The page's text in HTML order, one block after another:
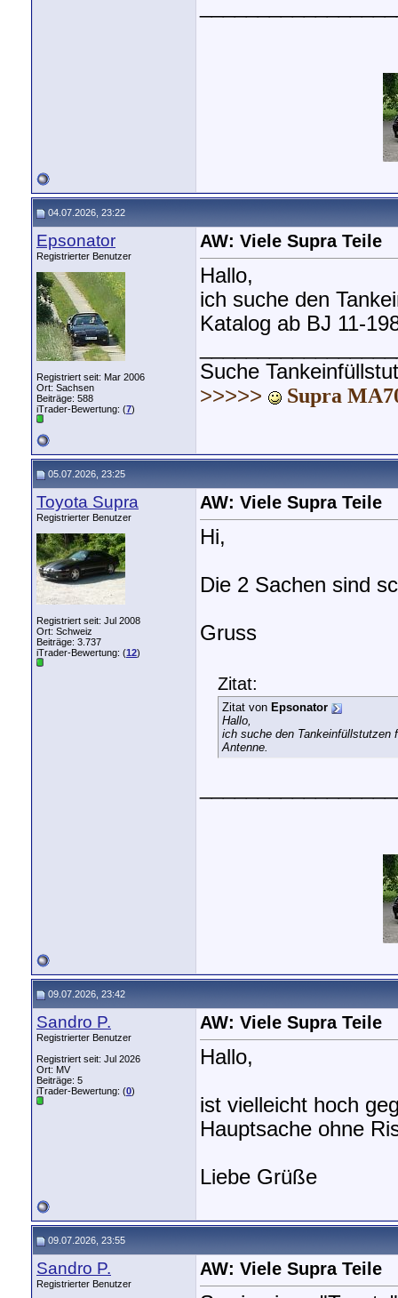
04.07.2026, 23:22
Epsonator
Registrierter Benutzer
Registriert seit: Mar 2006
Ort: Sachsen
Beiträge: 588
iTrader-Bewertung: (7)
AW: Viele Supra Teile
Hallo,
ich suche den
Katalog ab BJ 11-
Suche
>>>>>
Supra
05.07.2026, 23:25
Toyota Supra
Registrierter Benutzer
Registriert seit: Jul 2008
Ort: Schweiz
Beiträge: 3.737
iTrader-Bewertung: (12)
AW: Viele Supra Teile
Hi,
Die 2 Sachen sind
Gruss
Zitat:
Zitat von Epsonator
Hallo,
ich suche den Tankeinfüllstutzen
Antenne.
09.07.2026, 23:42
Sandro P.
Registrierter Benutzer
Registriert seit: Jul 2026
Ort: MV
Beiträge: 5
iTrader-Bewertung: (0)
AW: Viele Supra Teile
Hallo,
ist vielleicht hoch
Hauptsache ohne
Liebe Grüße
09.07.2026, 23:55
Sandro P.
Registrierter Benutzer
AW: Viele Supra Teile